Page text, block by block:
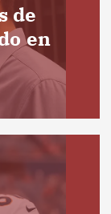
de
en